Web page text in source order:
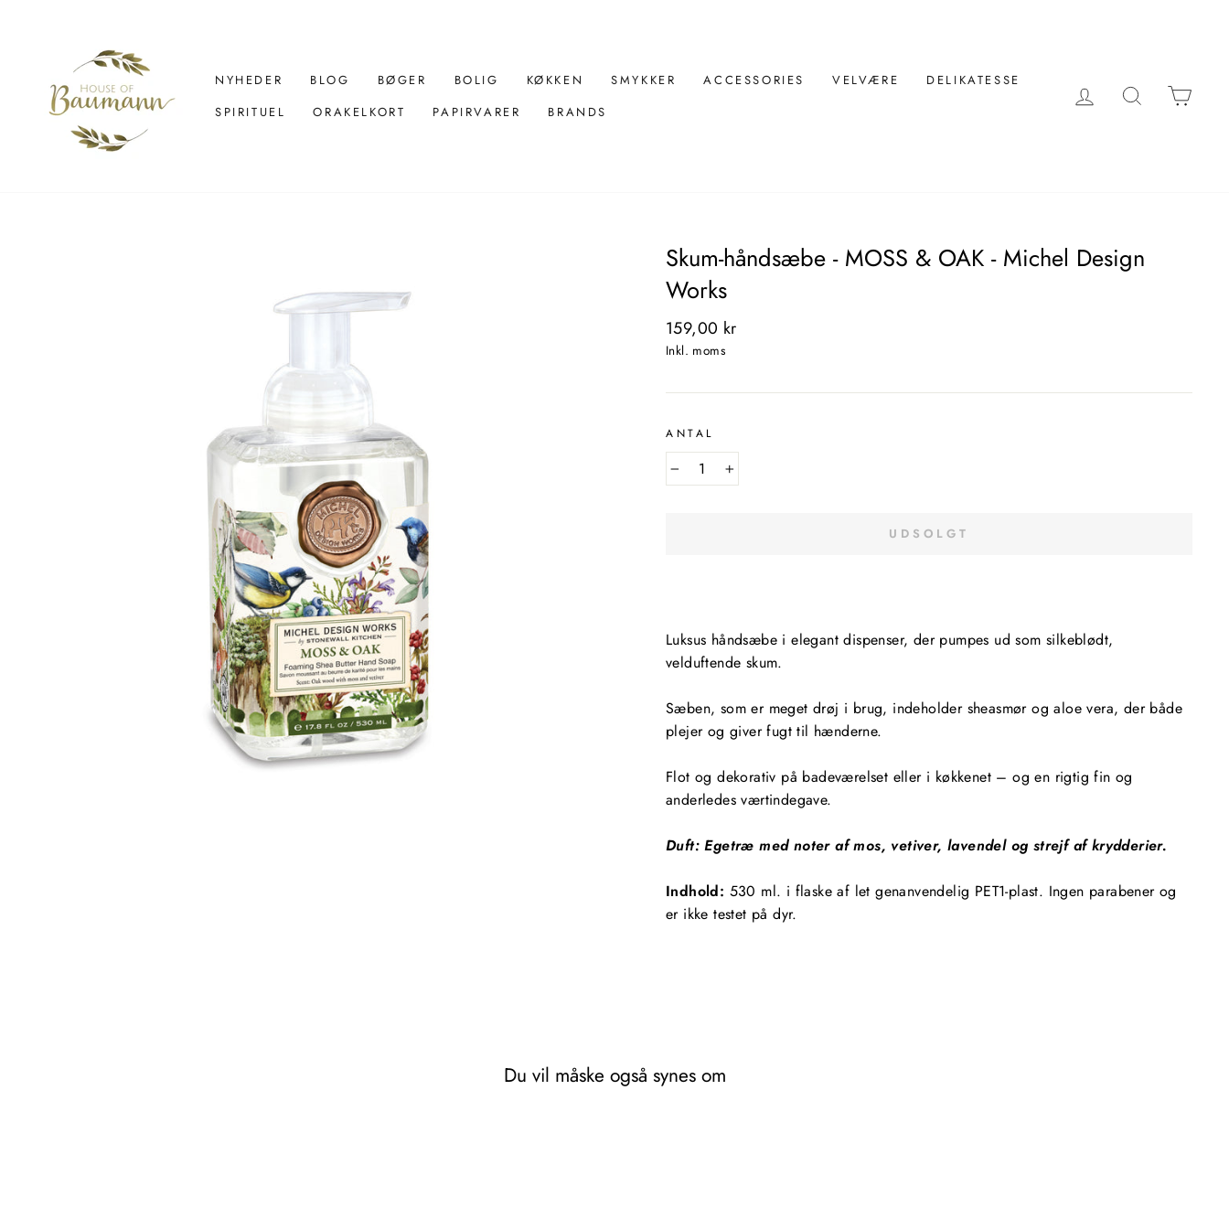
NYHEDER BLOG BØGER BOLIG KØKKEN SMYKKER ACCESSORIES VELVÆRE
DELIKATESSE
SPIRITUEL
ORAKELKORT PAPIRVARER BRANDS
LOG INDSØG
Skum-håndsæbe - MOSS & OAK - Michel Design
Works
Normal
pris
159,00 kr
Inkl. moms
ANTAL
− +
UDSOLGT
Luksus håndsæbe i elegant dispenser, der pumpes ud som silkeblødt,
velduftende skum.
Sæben, som er meget drøj i brug, indeholder sheasmør og aloe vera, der både
plejer og giver fugt til hænderne.
Flot og dekorativ på badeværelset eller i køkkenet – og en rigtig fin og
anderledes værtindegave.
Duft: Egetræ med noter af mos, vetiver, lavendel og strejf af krydderier.
Indhold: 530 ml. i flaske af let genanvendelig PET1-plast. Ingen parabener og
er ikke testet på dyr.
Du vil måske også synes om